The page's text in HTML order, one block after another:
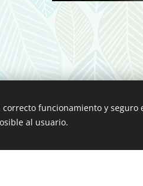
©
funcionamiento y seguro
al usuario.